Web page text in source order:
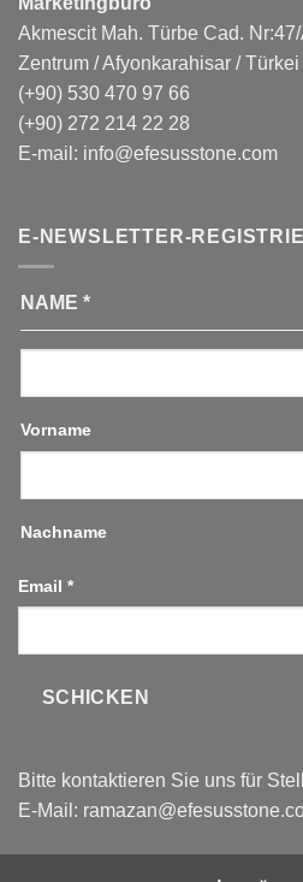
Akmescit Mah. Türbe Cad.
Zentrum / Afyonkarahisar / Türkei
(+90) 530 470 97 66
(+90) 272 214 22 28
E-mail: info@efesusstone.com
E-NEWSLETTER-
NAME *
Vorname
Nachname
Email *
SCHICKEN
Bitte kontaktieren Sie uns für
E-Mail: